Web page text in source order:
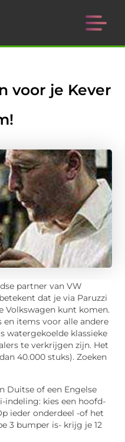
voor je Kever
partner van VW
dat je via Paruzzi
Volkswagen kunt komen.
en items voor alle andere
watergekoelde klassieke
te verkrijgen zijn. Het
40.000 stuks). Zoeken
Duitse of een Engelse
indeling: kies een hoofd-
ieder onderdeel -of het
3 bumper is- krijg je 12